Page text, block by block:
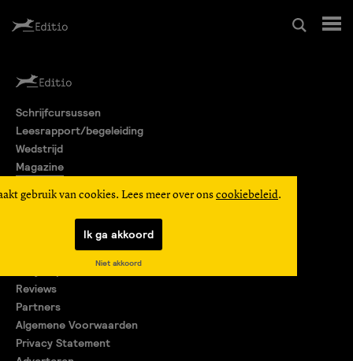
Leesrapport/begeleiding
Wedstrijd
Editio Producties
gebruik van cookies. Lees meer over ons cookiebeleid.
Ik ga akkoord
Niet akkoord
Schrijfcursussen
Leesrapport/begeleiding
Wedstrijd
Magazine
Reviews
Partners
Algemene Voorwaarden
Privacy Statement